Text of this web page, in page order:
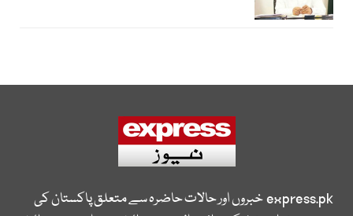
express.pkخبروں اور حالات حاضرہ سے متعلق پاکستان کی